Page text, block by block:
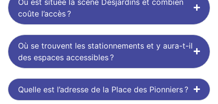
coûte l’accès ?
Où se trouvent les stationnements et y aura-t-il
des espaces accessibles ?
Quelle est l’adresse de la Place des Pionniers ?